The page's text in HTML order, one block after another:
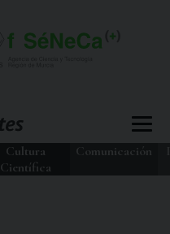
Cultura
Científica
Comunicación